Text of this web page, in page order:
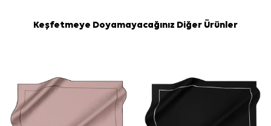
Keşfetmeye Doyamayacağınız Diğer Ürünler